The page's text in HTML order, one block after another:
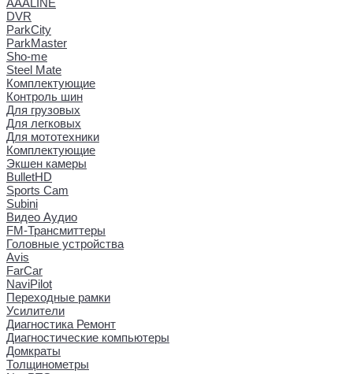
AAALINE
DVR
ParkCity
ParkMaster
Sho-me
Steel Mate
Комплектующие
Контроль шин
Для грузовых
Для легковых
Для мототехники
Комплектующие
Экшен камеры
BulletHD
Sports Cam
Subini
Видео Аудио
FM-Трансмиттеры
Головные устройства
Avis
FarCar
NaviPilot
Переходные рамки
Усилители
Диагностика Ремонт
Диагностические компьютеры
Домкраты
Толщинометры